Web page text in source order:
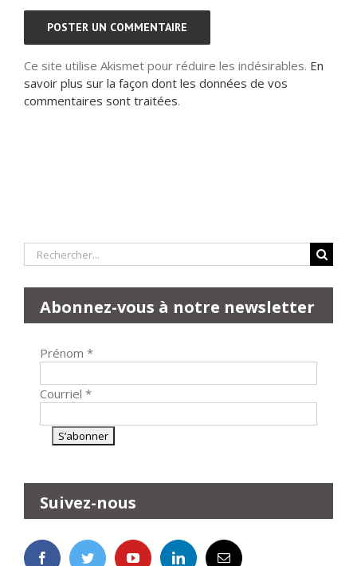
Ce site utilise Akismet pour réduire les indésirables. En
savoir plus sur la façon dont les données de vos
commentaires sont traitées.
Rechercher:
Abonnez-vous à notre newsletter
Prénom *
Courriel *
Suivez-nous